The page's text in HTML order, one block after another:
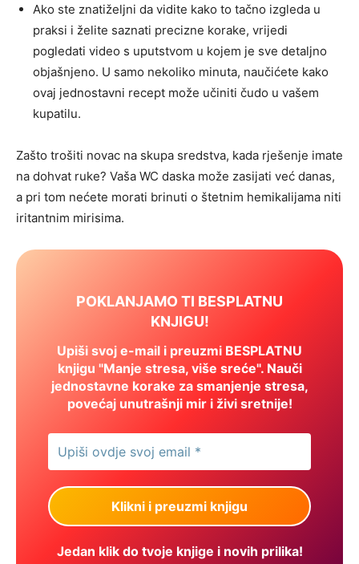
Ako ste znatiželjni da vidite kako to tačno izgleda u
praksi i želite saznati precizne korake, vrijedi
pogledati video s uputstvom u kojem je sve detaljno
objašnjeno. U samo nekoliko minuta, naučićete kako
ovaj jednostavni recept može učiniti čudo u vašem
kupatilu.
Zašto trošiti novac na skupa sredstva, kada rješenje imate
na dohvat ruke? Vaša WC daska može zasijati već danas,
a pri tom nećete morati brinuti o štetnim hemikalijama niti
iritantnim mirisima.
POKLANJAMO TI BESPLATNU
KNJIGU!
Upiši svoj e-mail i preuzmi BESPLATNU
knjigu "Manje stresa, više sreće". Nauči
jednostavne korake za smanjenje stresa,
povećaj unutrašnji mir i živi sretnije!
Jedan klik do tvoje knjige i novih prilika!